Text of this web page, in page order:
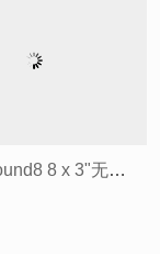
Mastersound8 8 x 3"无源音柱扬声器